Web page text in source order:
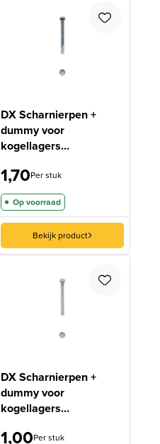
DX Scharnierpen +
dummy voor
kogellagers...
1,70Per stuk
Op voorraad
Bekijk product
DX Scharnierpen +
dummy voor
kogellagers...
1,00Per stuk